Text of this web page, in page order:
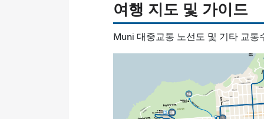
여행 지도 및 가이드
Muni 대중교통 노선도 및 기타 교통